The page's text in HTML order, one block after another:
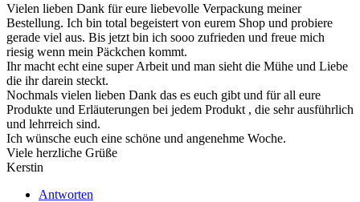
Vielen lieben Dank für eure liebevolle Verpackung meiner
Bestellung. Ich bin total begeistert von eurem Shop und probiere
gerade viel aus. Bis jetzt bin ich sooo zufrieden und freue mich
riesig wenn mein Päckchen kommt.
Ihr macht echt eine super Arbeit und man sieht die Mühe und Liebe
die ihr darein steckt.
Nochmals vielen lieben Dank das es euch gibt und für all eure
Produkte und Erläuterungen bei jedem Produkt , die sehr ausführlich
und lehrreich sind.
Ich wünsche euch eine schöne und angenehme Woche.
Viele herzliche Grüße
Kerstin
Antworten